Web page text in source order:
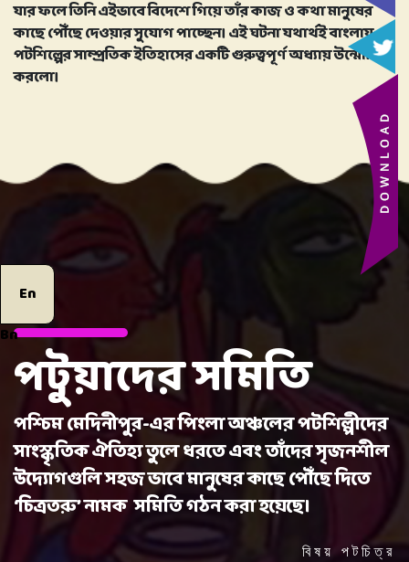
En
Bn
যার ফলে তিনি এইভাবে বিদেশে গিয়ে তাঁর কাজ ও কথা মানুষের
কাছে পৌঁছে দেওয়ার সুযোগ পাচ্ছেন। এই ঘটনা যথার্থই বাংলায়
পটশিল্পের সাম্প্রতিক ইতিহাসের একটি গুরুত্বপূর্ণ অধ্যায় উন্মোচিত
করলো।
পটুয়াদের সমিতি
পশ্চিম মেদিনীপুর-এর পিংলা অঞ্চলের পটশিল্পীদের
সাংস্কৃতিক ঐতিহ্য তুলে ধরতে এবং তাঁদের সৃজনশীল
উদ্যোগগুলি সহজ ভাবে মানুষের কাছে পৌঁছে দিতে
‘চিত্রতরু’ নামক সমিতি গঠন করা হয়েছে।
বিষয় পটচিত্র